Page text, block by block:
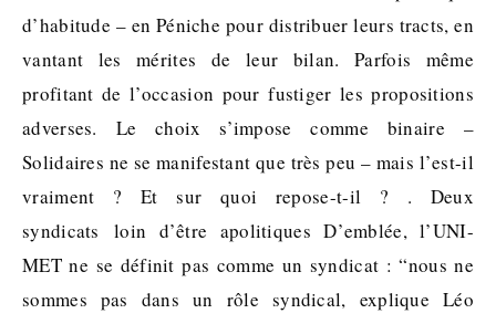
d’habitude – en Péniche pour distribuer leurs tracts, en
vantant les mérites de leur bilan. Parfois même
profitant de l’occasion pour fustiger les propositions
adverses. Le choix s’impose comme binaire –
Solidaires ne se manifestant que très peu – mais l’est-il
vraiment ? Et sur quoi repose-t-il ? . Deux
syndicats loin d’être apolitiques D’emblée, l’UNI-
MET ne se définit pas comme un syndicat : “nous ne
sommes pas dans un rôle syndical, explique Léo